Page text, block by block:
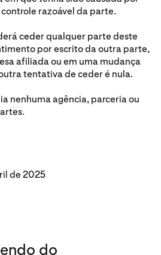
razoável da parte.
ceder qualquer parte deste
por escrito da outra parte,
afiliada ou em uma mudança
tentativa de ceder é nula.
nenhuma agência, parceria ou
de 2025
do